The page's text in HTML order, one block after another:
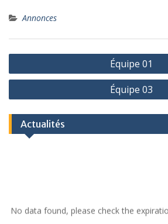
Annonces
Équipe 01
Équipe 03
Actualités
No data found, please check the